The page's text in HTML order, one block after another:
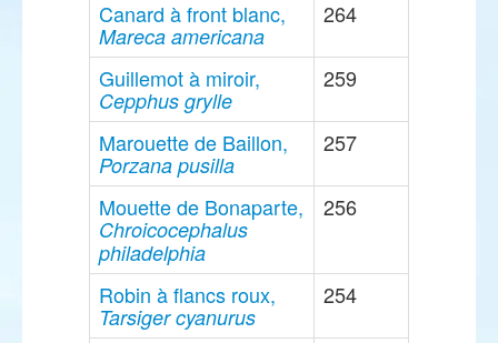
Canard à front blanc,
Mareca americana
264
Guillemot à miroir,
Cepphus grylle
259
Marouette de Baillon,
Porzana pusilla
257
Mouette de Bonaparte,
Chroicocephalus
philadelphia
256
Robin à flancs roux,
Tarsiger cyanurus
254